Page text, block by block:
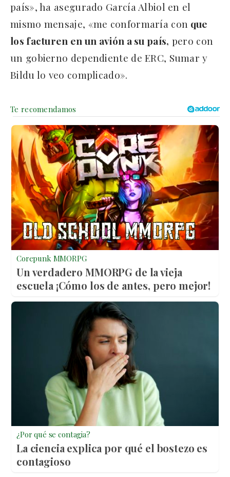
país», ha asegurado García Albiol en el
mismo mensaje, «me conformaría con que
los facturen en un avión a su país, pero con
un gobierno dependiente de ERC, Sumar y
Bildu lo veo complicado».
Corepunk MMORPG
Un verdadero MMORPG de la vieja
escuela ¡Cómo los de antes, pero mejor!
¿Por qué se contagia?
La ciencia explica por qué el bostezo es
contagioso